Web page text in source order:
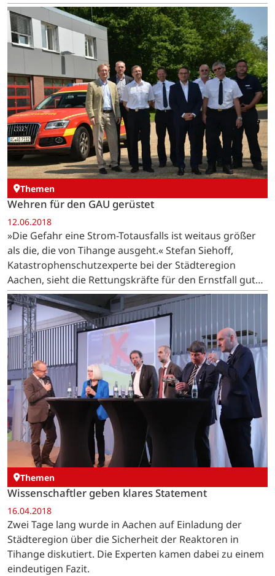
Themen
Wehren für den GAU gerüstet
12.06.2018
»Die Gefahr eine Strom-Totausfalls ist weitaus größer
als die, die von Tihange ausgeht.« Stefan Siehoff,
Katastrophenschutzexperte bei der Städteregion
Aachen, sieht die Rettungskräfte für den Ernstfall gut
aufgestellt.
Themen
Wissenschaftler geben klares Statement
16.04.2018
Zwei Tage lang wurde in Aachen auf Einladung der
Städteregion über die Sicherheit der Reaktoren in
Tihange diskutiert. Die Experten kamen dabei zu einem
eindeutigen Fazit.